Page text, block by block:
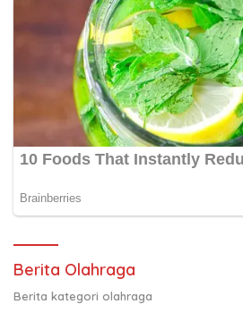
Berita Olahraga
Berita kategori olahraga